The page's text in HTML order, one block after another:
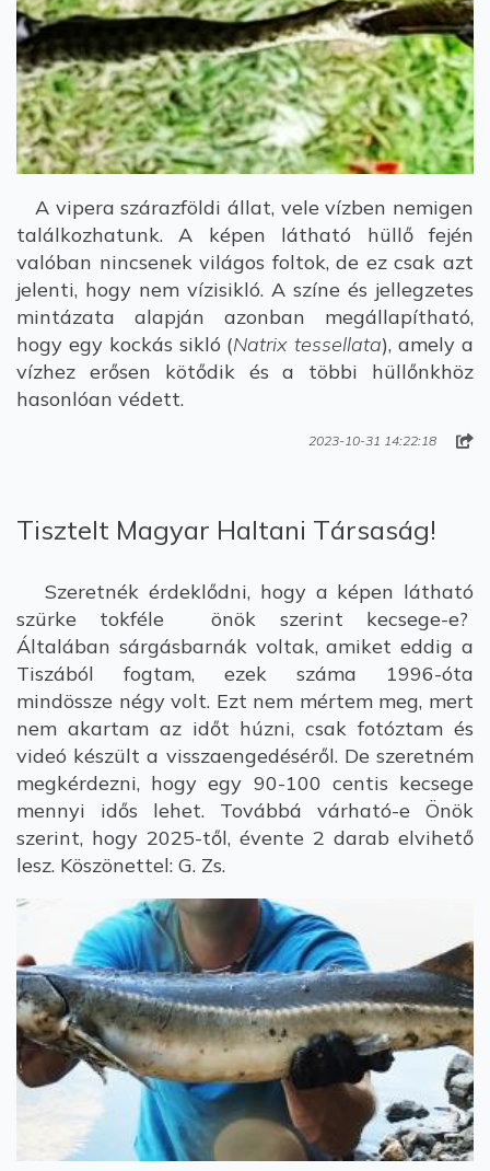
A vipera szárazföldi állat, vele vízben nemigen
találkozhatunk. A képen látható hüllő fején
valóban nincsenek világos foltok, de ez csak azt
jelenti, hogy nem vízisikló. A színe és jellegzetes
mintázata alapján azonban megállapítható,
hogy egy kockás sikló (Natrix tessellata), amely a
vízhez erősen kötődik és a többi hüllőnkhöz
hasonlóan védett.
2023-10-31 14:22:18
Tisztelt Magyar Haltani Társaság!
Szeretnék érdeklődni, hogy a képen látható
szürke tokféle önök szerint kecsege-e?
Általában sárgásbarnák voltak, amiket eddig a
Tiszából fogtam, ezek száma 1996-óta
mindössze négy volt. Ezt nem mértem meg, mert
nem akartam az időt húzni, csak fotóztam és
videó készült a visszaengedéséről. De szeretném
megkérdezni, hogy egy 90-100 centis kecsege
mennyi idős lehet. Továbbá várható-e Önök
szerint, hogy 2025-től, évente 2 darab elvihető
lesz. Köszönettel: G. Zs.